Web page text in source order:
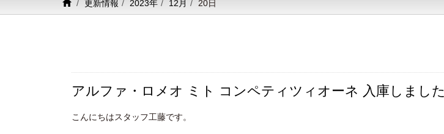
更新情報 2023年 12月 20日
アルファ・ロメオ ミト コンペティツィオーネ 入庫しました
こんにちはスタッフ工藤です。